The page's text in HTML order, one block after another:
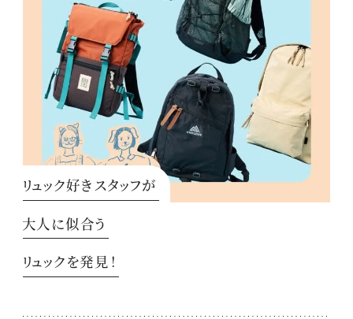
リュック好きスタッフが
大人に似合う
リュックを発見！